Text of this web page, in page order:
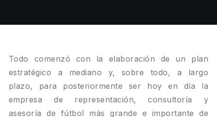
Todo comenzó con la elaboración de un plan
estratégico a mediano y, sobre todo, a largo
plazo, para posteriormente ser hoy en día la
empresa de representación, consultoría y
asesoría de fútbol más grande e importante de